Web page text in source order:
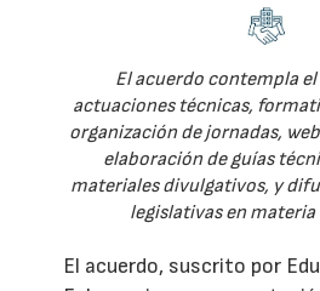
El acuerdo contempla
actuaciones técnicas,
organización de jornadas,
elaboración de guías
materiales divulgativos, y
legislativas en materia
El acuerdo, suscrito por